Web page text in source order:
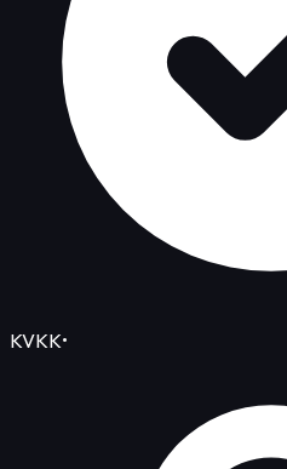
KVKK•